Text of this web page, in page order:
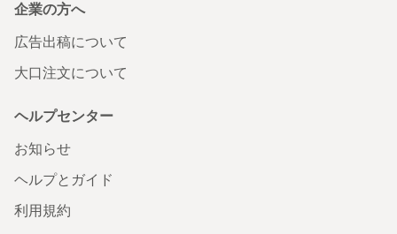
企業の方へ
広告出稿について
大口注文について
ヘルプセンター
お知らせ
ヘルプとガイド
利用規約